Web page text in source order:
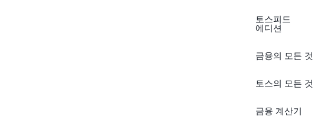
토스피드
에디션
금융의 모든 것
토스의 모든 것
금융 계산기